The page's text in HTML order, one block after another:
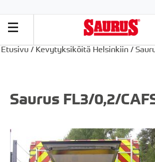
Etusivu / Kevytyksiköitä Helsinkiin /
Saurus FL3/0,2/